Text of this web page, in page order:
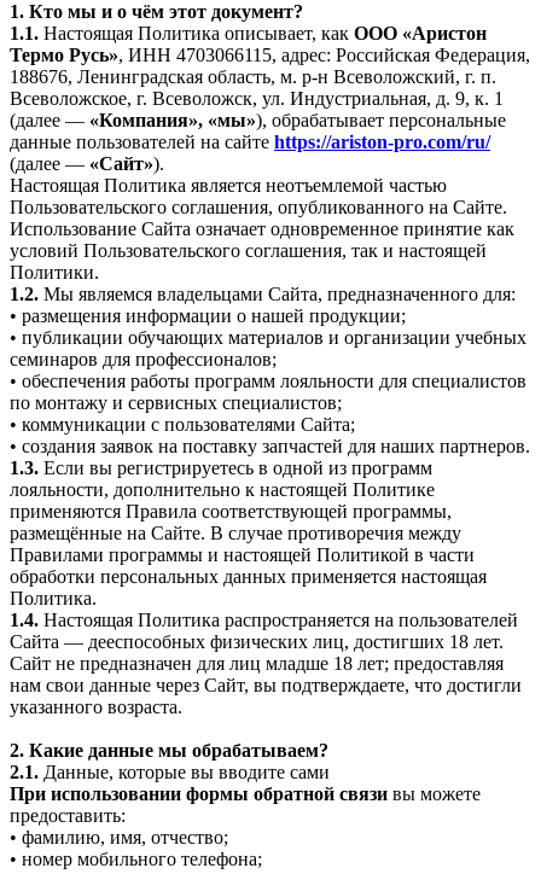
1. Кто мы и о чём этот документ?
1.1. Настоящая Политика описывает, как ООО «Аристон
Термо Русь», ИНН 4703066115, адрес: Российская Федерация,
188676, Ленинградская область, м. р-н Всеволожский, г. п.
Всеволожское, г. Всеволожск, ул. Индустриальная, д. 9, к. 1
(далее — «Компания», «мы»), обрабатывает персональные
данные пользователей на сайте https://ariston-pro.com/ru/
(далее — «Сайт»).
Настоящая Политика является неотъемлемой частью
Пользовательского соглашения, опубликованного на Сайте.
Использование Сайта означает одновременное принятие как
условий Пользовательского соглашения, так и настоящей
Политики.
1.2. Мы являемся владельцами Сайта, предназначенного для:
• размещения информации о нашей продукции;
• публикации обучающих материалов и организации учебных
семинаров для профессионалов;
• обеспечения работы программ лояльности для специалистов
по монтажу и сервисных специалистов;
• коммуникации с пользователями Сайта;
• создания заявок на поставку запчастей для наших партнеров.
1.3. Если вы регистрируетесь в одной из программ
лояльности, дополнительно к настоящей Политике
применяются Правила соответствующей программы,
размещённые на Сайте. В случае противоречия между
Правилами программы и настоящей Политикой в части
обработки персональных данных применяется настоящая
Политика.
1.4. Настоящая Политика распространяется на пользователей
Сайта — дееспособных физических лиц, достигших 18 лет.
Сайт не предназначен для лиц младше 18 лет; предоставляя
нам свои данные через Сайт, вы подтверждаете, что достигли
указанного возраста.
2. Какие данные мы обрабатываем?
2.1. Данные, которые вы вводите сами
При использовании формы обратной связи вы можете
предоставить:
• фамилию, имя, отчество;
• номер мобильного телефона;